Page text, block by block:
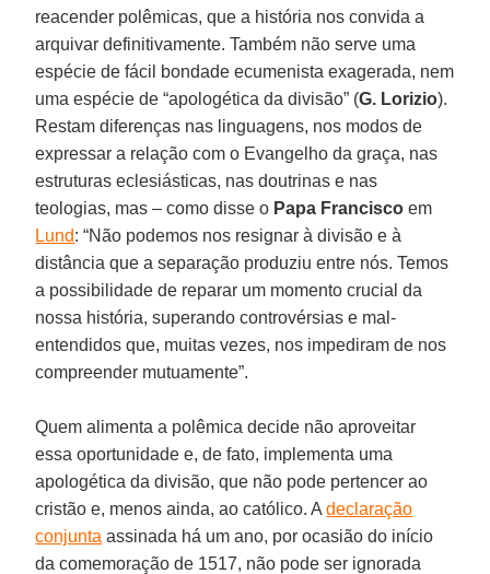
reacender polêmicas, que a história nos convida a
arquivar definitivamente. Também não serve uma
espécie de fácil bondade ecumenista exagerada, nem
uma espécie de “apologética da divisão” (G. Lorizio).
Restam diferenças nas linguagens, nos modos de
expressar a relação com o Evangelho da graça, nas
estruturas eclesiásticas, nas doutrinas e nas
teologias, mas – como disse o Papa Francisco em
Lund: “Não podemos nos resignar à divisão e à
distância que a separação produziu entre nós. Temos
a possibilidade de reparar um momento crucial da
nossa história, superando controvérsias e mal-
entendidos que, muitas vezes, nos impediram de nos
compreender mutuamente”.
Quem alimenta a polêmica decide não aproveitar
essa oportunidade e, de fato, implementa uma
apologética da divisão, que não pode pertencer ao
cristão e, menos ainda, ao católico. Adeclaração
conjunta assinada há um ano, por ocasião do início
da comemoração de 1517, não pode ser ignorada